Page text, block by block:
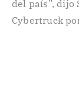
del país”, dijo
Cybertruck